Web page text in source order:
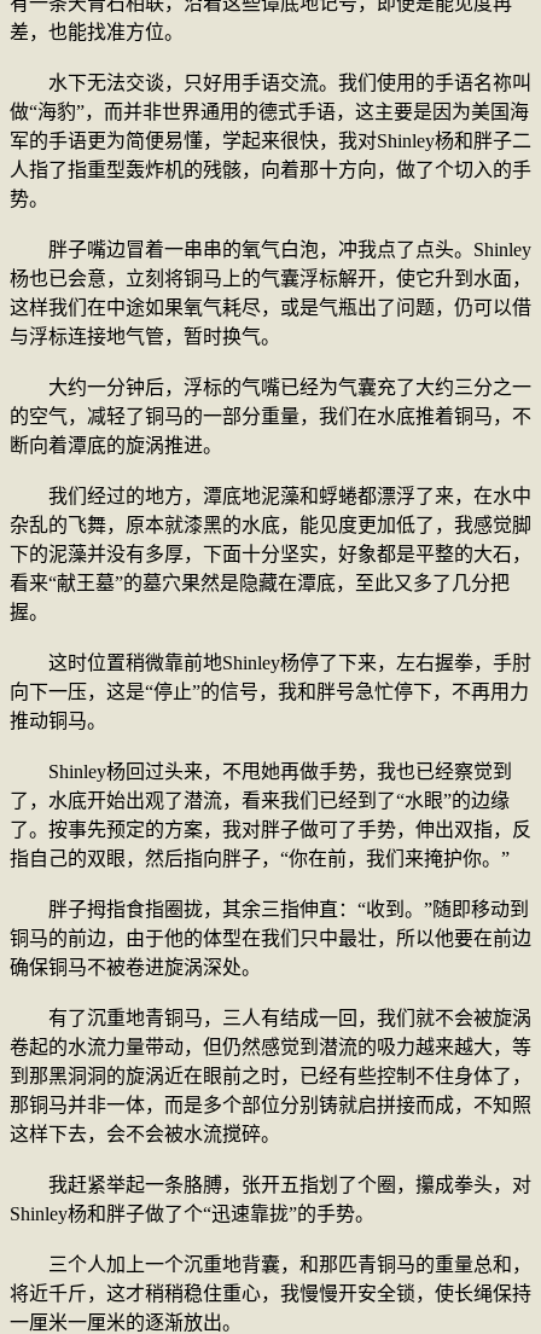
差，也能找准方位。
水下无法交谈，只好用手语交流。我们使用的手语名祢叫
做“海豹”，而并非世界通用的德式手语，这主要是因为美国海
军的手语更为简便易懂，学起来很快，我对Shinley杨和胖子二
人指了指重型轰炸机的残骸，向着那十方向，做了个切入的手
势。
胖子嘴边冒着一串串的氧气白泡，冲我点了点头。Shinley
杨也已会意，立刻将铜马上的气囊浮标解开，使它升到水面，
这样我们在中途如果氧气耗尽，或是气瓶出了问题，仍可以借
与浮标连接地气管，暂时换气。
大约一分钟后，浮标的气嘴已经为气囊充了大约三分之一
的空气，减轻了铜马的一部分重量，我们在水底推着铜马，不
断向着潭底的旋涡推进。
我们经过的地方，潭底地泥藻和蜉蜷都漂浮了来，在水中
杂乱的飞舞，原本就漆黑的水底，能见度更加低了，我感觉脚
下的泥藻并没有多厚，下面十分坚实，好象都是平整的大石，
看来“献王墓”的墓穴果然是隐藏在潭底，至此又多了几分把
握。
这时位置稍微靠前地Shinley杨停了下来，左右握拳，手肘
向下一压，这是“停止”的信号，我和胖号急忙停下，不再用力
推动铜马。
Shinley杨回过头来，不甩她再做手势，我也已经察觉到
了，水底开始出观了潜流，看来我们已经到了“水眼”的边缘
了。按事先预定的方案，我对胖子做可了手势，伸出双指，反
指自己的双眼，然后指向胖子，“你在前，我们来掩护你。”
胖子拇指食指圈拢，其余三指伸直：“收到。”随即移动到
铜马的前边，由于他的体型在我们只中最壮，所以他要在前边
确保铜马不被卷进旋涡深处。
有了沉重地青铜马，三人有结成一回，我们就不会被旋涡
卷起的水流力量带动，但仍然感觉到潜流的吸力越来越大，等
到那黑洞洞的旋涡近在眼前之时，已经有些控制不住身体了，
那铜马并非一体，而是多个部位分别铸就启拼接而成，不知照
这样下去，会不会被水流搅碎。
我赶紧举起一条胳膊，张开五指划了个圈，攥成拳头，对
Shinley杨和胖子做了个“迅速靠拢”的手势。
三个人加上一个沉重地背囊，和那匹青铜马的重量总和，
将近千斤，这才稍稍稳住重心，我慢慢开安全锁，使长绳保持
一厘米一厘米的逐渐放出。